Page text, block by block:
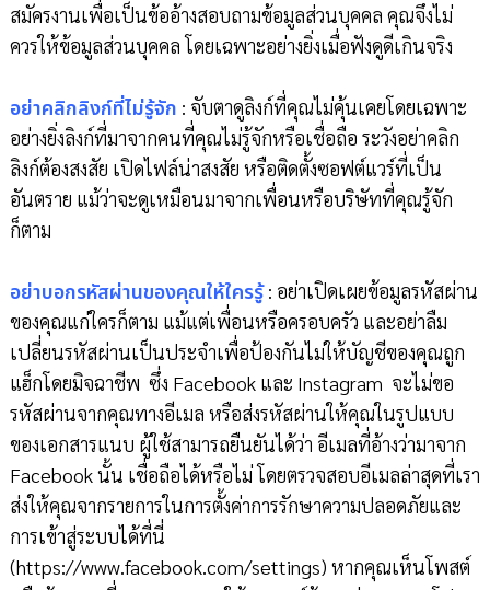
สมัครงานเพื่อเป็นข้ออ้างสอบถามข้อมูลส่วนบุคคล คุณจึงไม่
ควรให้ข้อมูลส่วนบุคคล โดยเฉพาะอย่างยิ่งเมื่อฟังดูดีเกินจริง
อย่าคลิกลิงก์ที่ไม่รู้จัก : จับตาดูลิงก์ที่คุณไม่คุ้นเคยโดยเฉพาะ
อย่างยิ่งลิงก์ที่มาจากคนที่คุณไม่รู้จักหรือเชื่อถือ ระวังอย่าคลิก
ลิงก์ต้องสงสัย เปิดไฟล์น่าสงสัย หรือติดตั้งซอฟต์แวร์ที่เป็น
อันตราย แม้ว่าจะดูเหมือนมาจากเพื่อนหรือบริษัทที่คุณรู้จัก
ก็ตาม
อย่าบอกรหัสผ่านของคุณให้ใครรู้: อย่าเปิดเผยข้อมูลรหัสผ่าน
ของคุณแก่ใครก็ตาม แม้แต่เพื่อนหรือครอบครัว และอย่าลืม
เปลี่ยนรหัสผ่านเป็นประจำเพื่อป้องกันไม่ให้บัญชีของคุณถูก
แฮ็กโดยมิจฉาชีพ ซึ่ง Facebook และ Instagram จะไม่ขอ
รหัสผ่านจากคุณทางอีเมล หรือส่งรหัสผ่านให้คุณในรูปแบบ
ของเอกสารแนบ ผู้ใช้สามารถยืนยันได้ว่า อีเมลที่อ้างว่ามาจาก
Facebook นั้น เชื่อถือได้หรือไม่ โดยตรวจสอบอีเมลล่าสุดที่เรา
ส่งให้คุณจากรายการในการตั้งค่าการรักษาความปลอดภัยและ
การเข้าสู่ระบบได้ที่นี่
(https://www.facebook.com/settings) หากคุณเห็นโพสต์